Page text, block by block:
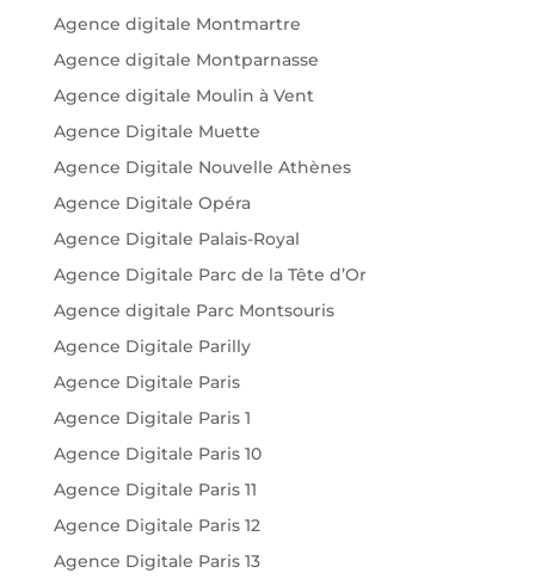
Agence digitale Montmartre
Agence digitale Montparnasse
Agence digitale Moulin à Vent
Agence Digitale Muette
Agence Digitale Nouvelle Athènes
Agence Digitale Opéra
Agence Digitale Palais-Royal
Agence Digitale Parc de la Tête d’Or
Agence digitale Parc Montsouris
Agence Digitale Parilly
Agence Digitale Paris
Agence Digitale Paris 1
Agence Digitale Paris 10
Agence Digitale Paris 11
Agence Digitale Paris 12
Agence Digitale Paris 13